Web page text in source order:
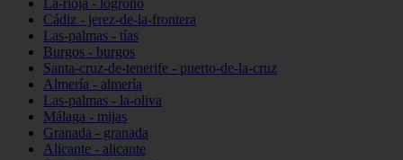
La-rioja - logroño
Cádiz - jerez-de-la-frontera
Las-palmas - tías
Burgos - burgos
Santa-cruz-de-tenerife - puerto-de-la-cruz
Almería - almería
Las-palmas - la-oliva
Málaga - mijas
Granada - granada
Alicante - alicante